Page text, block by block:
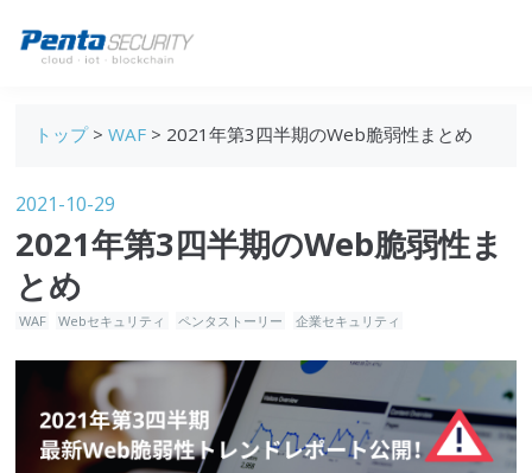
データ保護
セキュリティインサイト
技術ブログ
トップ> WAF> 2021年第3四半期のWeb脆弱性まとめ
2021-10-29
2021年第3四半期のWeb脆弱性ま
とめ
WAF Webセキュリティ ペンタストーリー 企業セキュリティ